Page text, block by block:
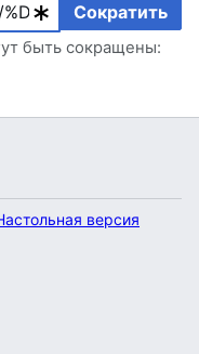
Сократить
быть сокращены:
версия